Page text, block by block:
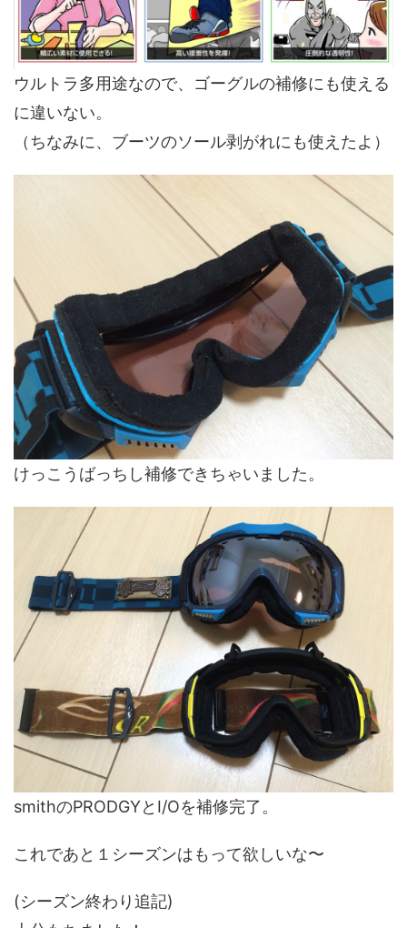
ウルトラ多用途なので、ゴーグルの補修にも使える
に違いない。
（ちなみに、ブーツのソール剥がれにも使えたよ）
けっこうばっちし補修できちゃいました。
smithのPRODGYとI/Oを補修完了。
これであと１シーズンはもって欲しいな〜
(シーズン終わり追記)